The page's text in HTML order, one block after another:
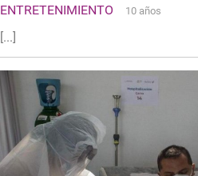
ENTRETENIMIENTO 10 años
[...]